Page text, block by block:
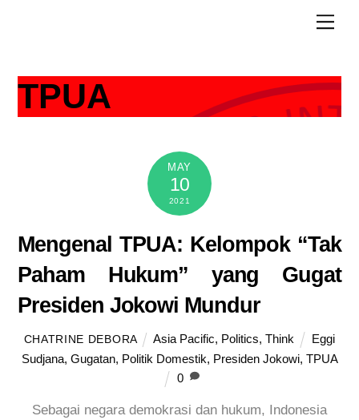
TPUA
MAY
10
2021
Mengenal TPUA: Kelompok “Tak
Paham Hukum” yang Gugat
Presiden Jokowi Mundur
CHATRINE DEBORA Asia Pacific, Politics,Think
Eggi
Sudjana, Gugatan, Politik Domestik, Presiden Jokowi, TPUA
0
Sebagai negara demokrasi dan hukum, Indonesia